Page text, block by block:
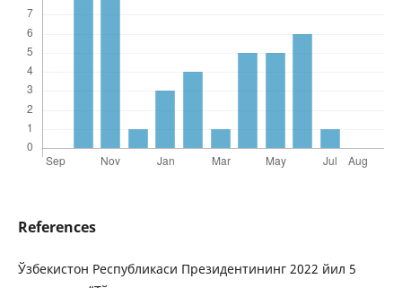
References
Ўзбекистон Республикаси Президентининг 2022 йил 5